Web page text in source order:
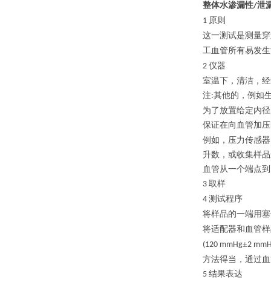
整体水渗漏性/泄
1 原则
这一测试是测量
工血管所有易发
2 仪器
室温下，清洁，
注:其他的，例如
为了放置给定内
保证在向血管加
例如，压力传感
升数，或收集样
血管从一个端点
3 取样
4 测试程序
将样品的一端用
将适配器和血管
(120 mmHg±2
方法得当，通过
5 结果表达